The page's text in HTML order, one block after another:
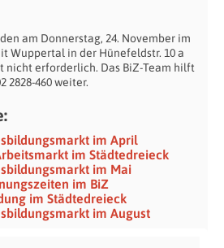
am Donnerstag, 24. November im
Wuppertal in der Hünefeldstr. 10 a
nicht erforderlich. Das BiZ-Team hilft
2828-460 weiter.
im April
im Städtedreieck
im Mai
im BiZ
im Städtedreieck
im August